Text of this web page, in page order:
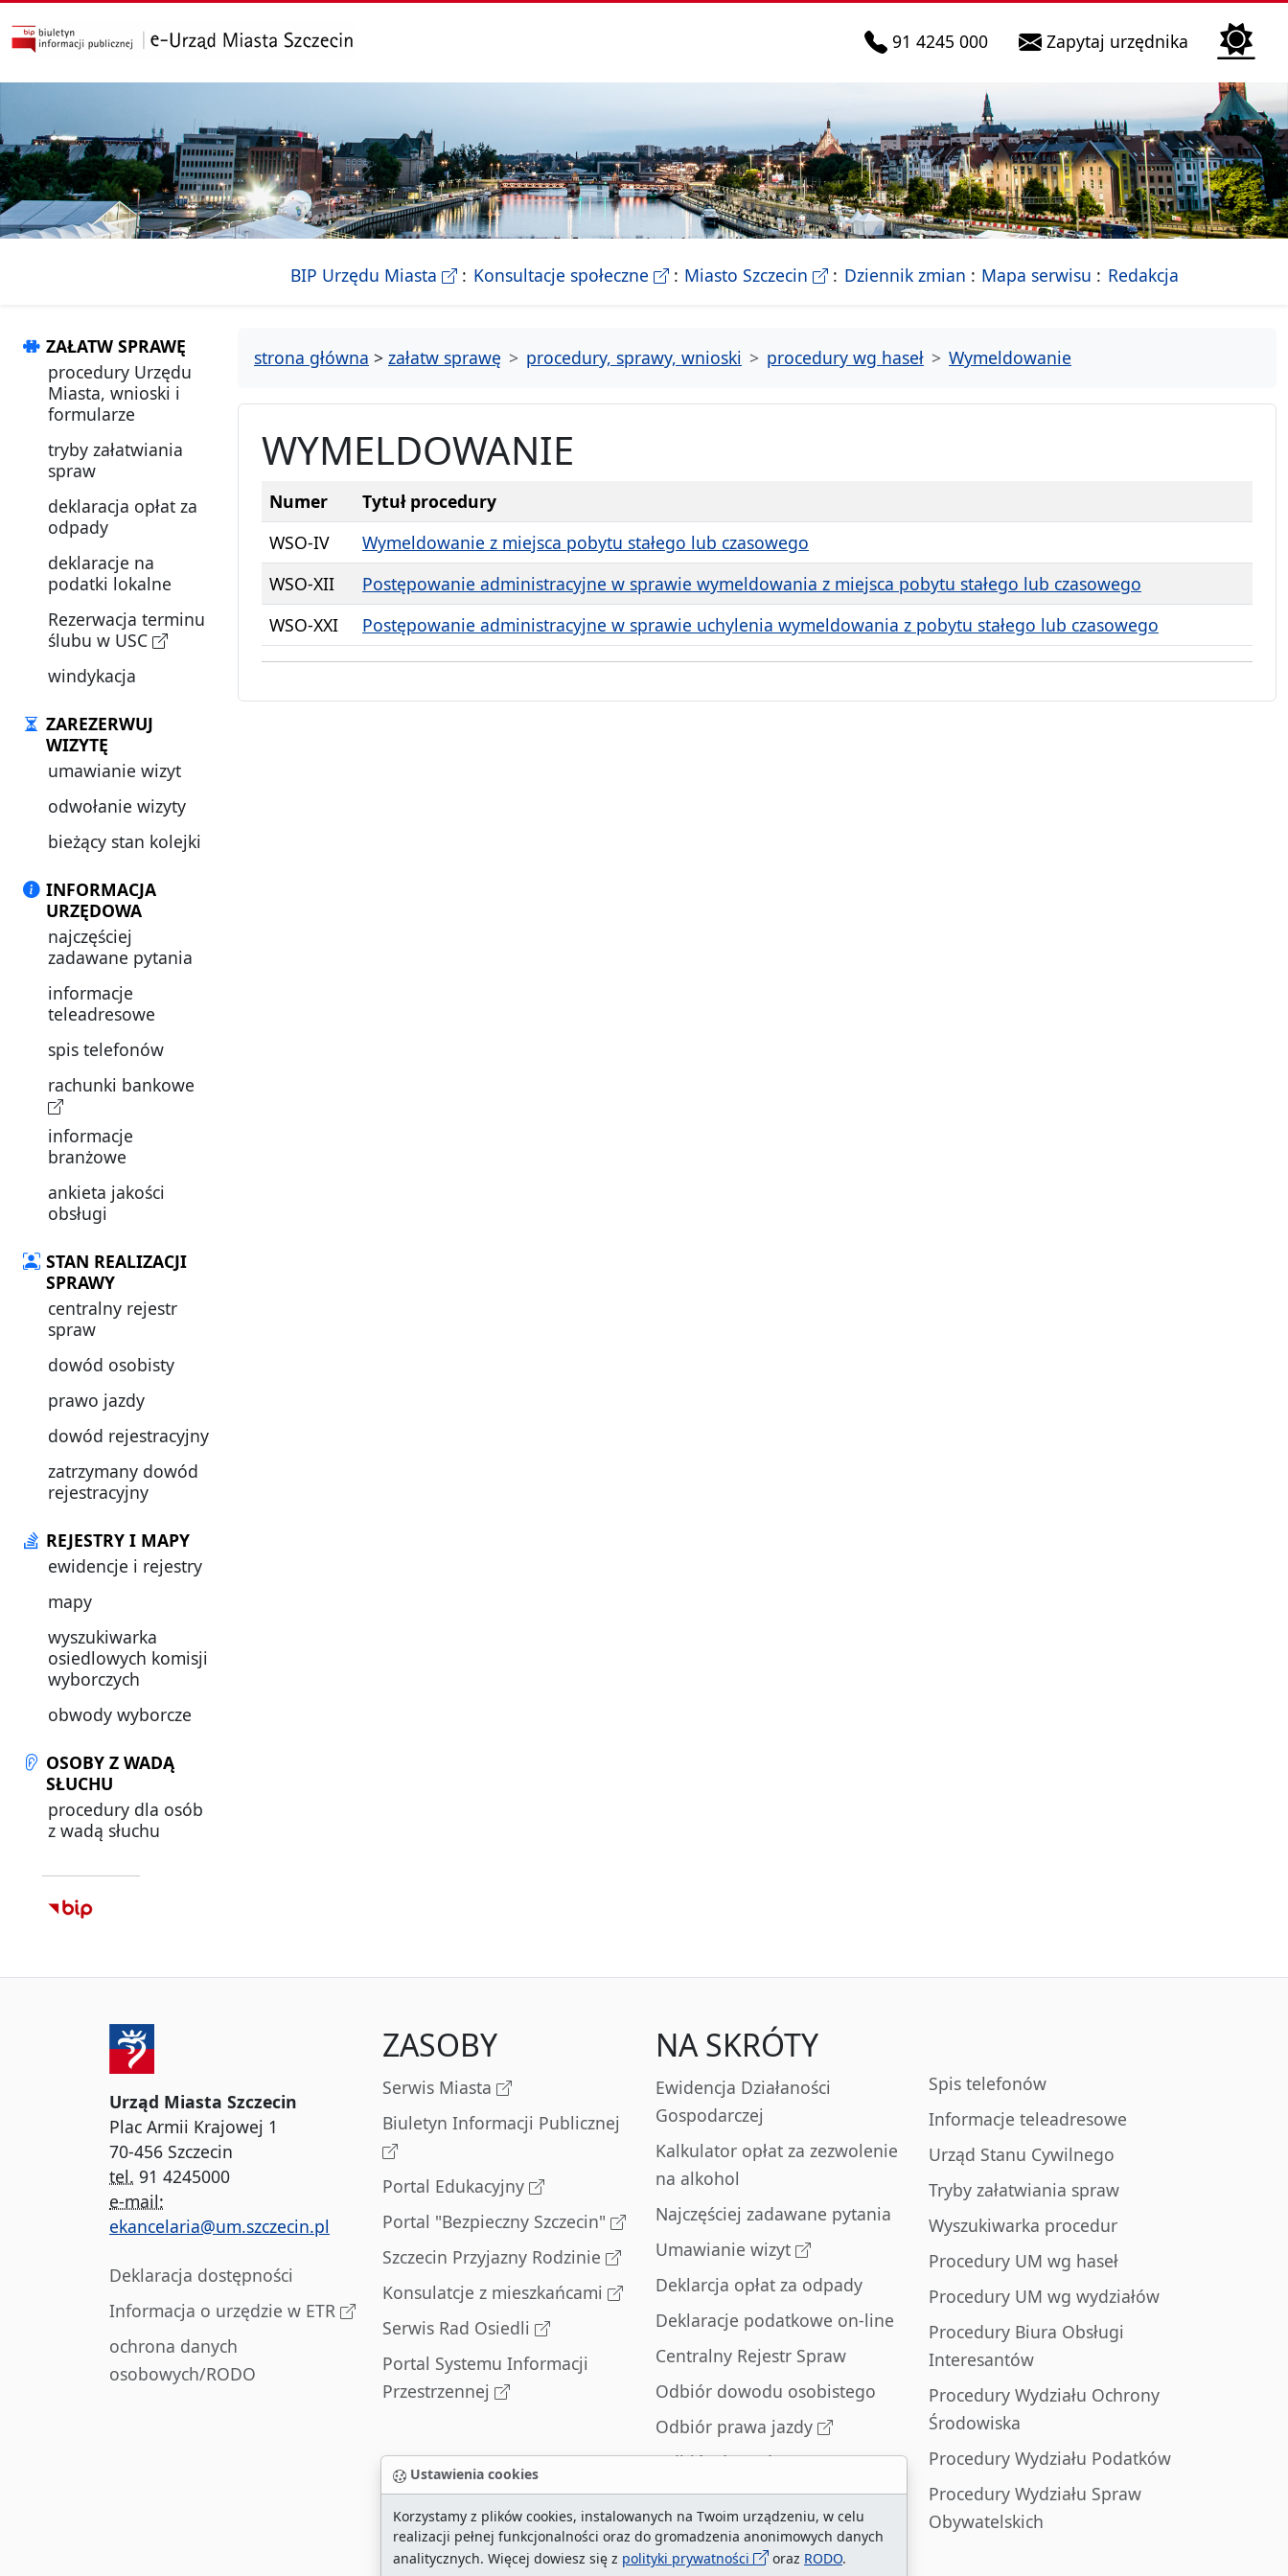
przejdź do głównego menu
Ustawienia cookies
Korzystamy z plików cookies, instalowanych na Twoim urządzeniu, w celu
realizacji pełnej funkcjonalności oraz do gromadzenia anonimowych danych
analitycznych. Więcej dowiesz się z polityki prywatności oraz RODO.
telefon do infolinii:
91 4245 000 Zapytaj urzędnika Biura
BIP Urzędu Miasta - Biletyn Informacji Publicznej Urzedu Miasta Szczecin
Konsultacje społeczne- strona konsultacji Miasta Szczecin
Miasto Szczecin - Oficjalna strona Miasta Szczecin
Dziennik zmian Mapa serwisu - drzewko rozdziałów
Redakcja
ZAŁATW SPRAWĘ
procedury Urzędu
Miasta, wnioski i
formularze
tryby załatwiania
spraw
deklaracja opłat za
odpady
deklaracje na
podatki lokalne
Rezerwacja terminu
ślubu w USC
windykacja
ZAREZERWUJ
WIZYTĘ
umawianie wizyt
odwołanie wizyty
bieżący stan kolejki
INFORMACJA
URZĘDOWA
najczęściej
zadawane pytania
informacje
teleadresowe
spis telefonów
rachunki bankowe
informacje
branżowe
ankieta jakości
obsługi
STAN REALIZACJI
SPRAWY
centralny rejestr
spraw
dowód osobisty
prawo jazdy
dowód rejestracyjny
zatrzymany dowód
rejestracyjny
REJESTRY I MAPY
ewidencje i rejestry
mapy
wyszukiwarka
osiedlowych komisji
wyborczych
obwody wyborcze
OSOBY Z WADĄ
SŁUCHU
procedury dla osób
z wadą słuchu
strona główna > załatw sprawę procedury, sprawy, wnioski procedury wg haseł Wymeldowanie
WYMELDOWANIE
Numer
Tytuł procedury
WSO-IV
Wymeldowanie z miejsca pobytu stałego lub czasowego
WSO-XII
Postępowanie administracyjne w sprawie wymeldowania z miejsca pobytu stałego lub czasowego
WSO-XXI
Postępowanie administracyjne w sprawie uchylenia wymeldowania z pobytu stałego lub czasowego
Urząd Miasta Szczecin
Plac Armii Krajowej 1
70-456 Szczecin
tel. 91 4245000
e-mail:
ekancelaria@um.szczecin.pl
Deklaracja dostępności
Informacja o urzędzie w ETR
ochrona danych
osobowych/RODO
ZASOBY
Serwis Miasta
Biuletyn Informacji Publicznej
Portal Edukacyjny
Portal "Bezpieczny Szczecin"
Szczecin Przyjazny Rodzinie
Konsulatcje z mieszkańcami
Serwis Rad Osiedli
Portal Systemu Informacji
Przestrzennej
NA SKRÓTY
Ewidencja Działaności
Gospodarczej
Kalkulator opłat za zezwolenie
na alkohol
Najczęściej zadawane pytania
Umawianie wizyt
Deklarcja opłat za odpady
Deklaracje podatkowe on-line
Centralny Rejestr Spraw
Odbiór dowodu osobistego
Odbiór prawa jazdy
Odbiór dowodu
rejestracyjnego
Zatrzymane dowody
rejestracyjne
Spis telefonów
Informacje teleadresowe
Urząd Stanu Cywilnego
Tryby załatwiania spraw
Wyszukiwarka procedur
Procedury UM wg haseł
Procedury UM wg wydziałów
Procedury Biura Obsługi
Interesantów
Procedury Wydziału Ochrony
Środowiska
Procedury Wydziału Podatków
Procedury Wydziału Spraw
Obywatelskich